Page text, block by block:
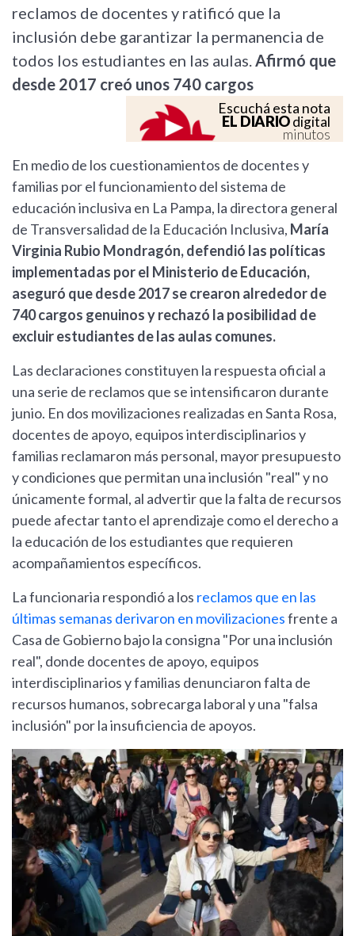
reclamos de docentes y ratificó que la
inclusión debe garantizar la permanencia de
todos los estudiantes en las aulas.Afirmó que
desde 2017 creó unos 740 cargos
Escuchá esta nota
EL DIARIOdigital
minutos
En medio de los cuestionamientos de docentes y
familias por el funcionamiento del sistema de
educación inclusiva en La Pampa, la directora general
de Transversalidad de la Educación Inclusiva, María
Virginia Rubio Mondragón, defendió las políticas
implementadas por el Ministerio de Educación,
aseguró que desde 2017 se crearon alrededor de
740 cargos genuinos y rechazó la posibilidad de
excluir estudiantes de las aulas comunes.
Las declaraciones constituyen la respuesta oficial a
una serie de reclamos que se intensificaron durante
junio. En dos movilizaciones realizadas en Santa Rosa,
docentes de apoyo, equipos interdisciplinarios y
familias reclamaron más personal, mayor presupuesto
y condiciones que permitan una inclusión "real" y no
únicamente formal, al advertir que la falta de recursos
puede afectar tanto el aprendizaje como el derecho a
la educación de los estudiantes que requieren
acompañamientos específicos.
La funcionaria respondió a los reclamos que en las
últimas semanas derivaron en movilizacionesfrente a
Casa de Gobierno bajo la consigna "Por una inclusión
real", donde docentes de apoyo, equipos
interdisciplinarios y familias denunciaron falta de
recursos humanos, sobrecarga laboral y una "falsa
inclusión" por la insuficiencia de apoyos.